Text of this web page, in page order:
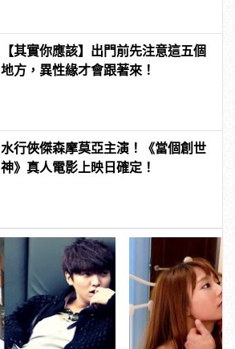
【其實你應該】出門前先注意這五個
地方，異性緣才會跟著來！
水行俠傑森摩莫亞主演！《當個創世
神》真人電影上映日確定！